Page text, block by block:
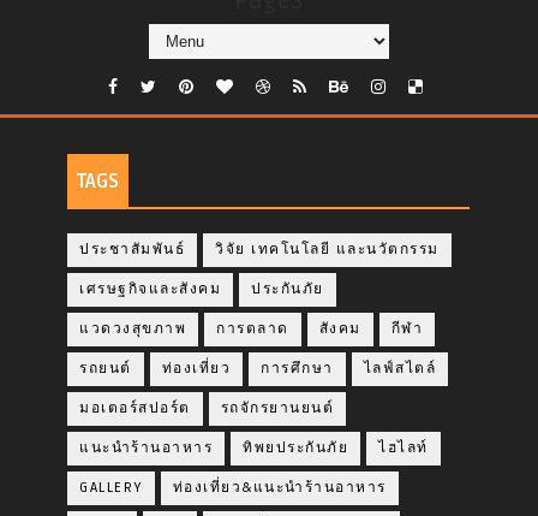
TAGS
ประชาสัมพันธ์ วิจัย เทคโนโลยี และนวัตกรรม
เศรษฐกิจและสังคม ประกันภัย
แวดวงสุขภาพ การตลาด สังคม กีฬา
รถยนต์ ท่องเที่ยว การศึกษา ไลฟ์สไตล์
มอเตอร์สปอร์ต รถจักรยานยนต์
แนะนำร้านอาหาร ทิพยประกันภัย ไฮไลท์
GALLERY ท่องเที่ยว&แนะนำร้านอาหาร